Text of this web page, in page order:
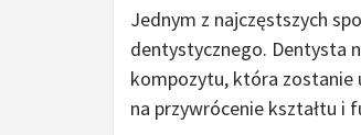
Jednym z najczęstszych
dentystycznego. Dentysta
kompozytu, która zostanie
na przywrócenie kształtu i